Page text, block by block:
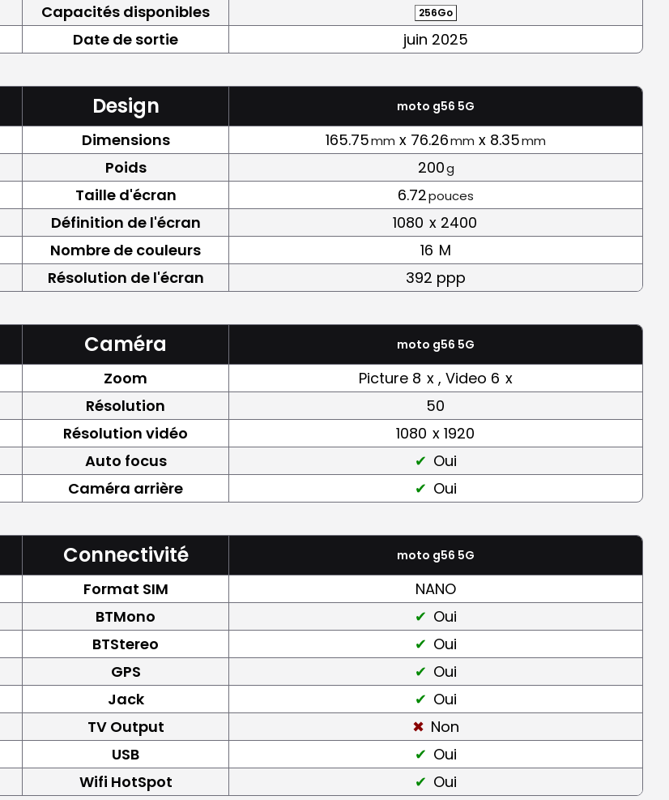
Capacités disponibles 256Go
Date de sortie juin 2025
Design moto g56 5G
Dimensions 165.75mm x 76.26mm x 8.35mm
Poids 200g
Taille d'écran 6.72pouces
Définition de l'écran 1080 x 2400
Nombre de couleurs 16 M
Résolution de l'écran 392 ppp
Caméra moto g56 5G
Zoom Picture 8 x , Video 6 x
Résolution
50
Résolution vidéo 1080 x 1920
Auto focus
Oui
Caméra arrière Oui
Connectivité moto g56 5G
Format SIM
NANO
BTMono
Oui
BTStereo
Oui
GPS
Oui
Jack
Oui
TV Output
Non
USB
Oui
Wifi HotSpot Oui